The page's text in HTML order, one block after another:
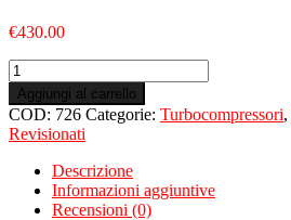
€430.00
Turbo
Revisionato
per
MERCEDES
Classe
CLA
C117
CLA
Aggiungi al carrello
COD: 726 Categorie: Turbocompressori,
Revisionati
Descrizione
Informazioni aggiuntive
Recensioni (0)